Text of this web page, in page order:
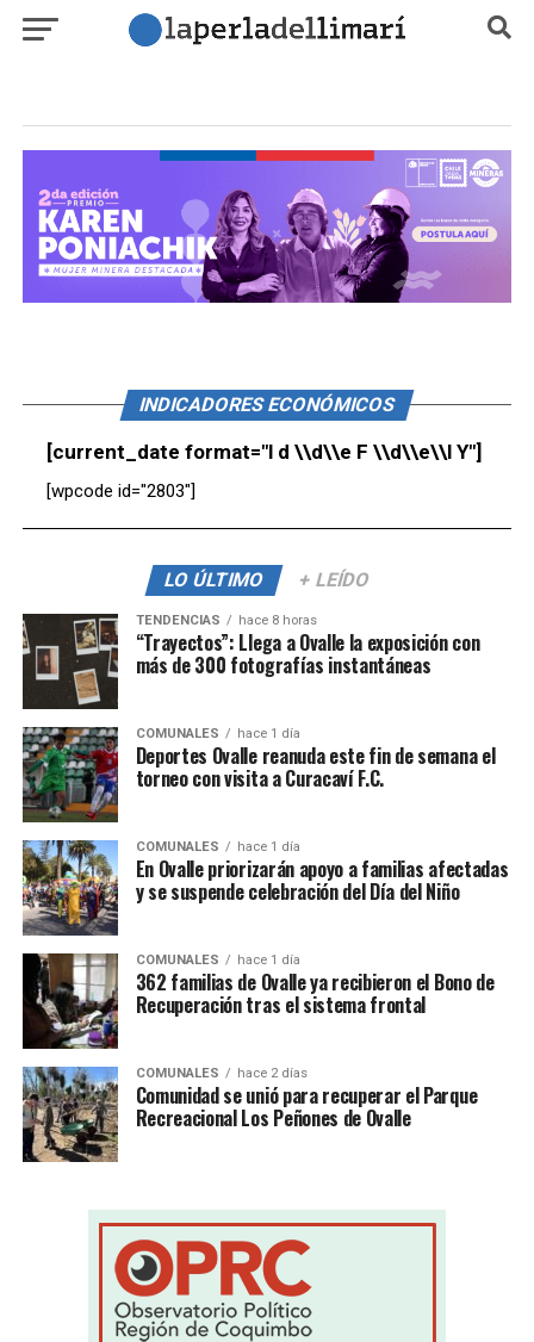
INDICADORES ECONÓMICOS
[current_date format="l d \\d\\e F \\d\\e\\l Y"]
[wpcode id="2803"]
LO ÚLTIMO + LEÍDO
TENDENCIAS hace 8 horas
“Trayectos”: Llega a Ovalle la exposición con
más de 300 fotografías instantáneas
COMUNALES hace 1 día
Deportes Ovalle reanuda este fin de semana el
torneo con visita a Curacaví F.C.
COMUNALES hace 1 día
En Ovalle priorizarán apoyo a familias afectadas
y se suspende celebración del Día del Niño
COMUNALES hace 1 día
362 familias de Ovalle ya recibieron el Bono de
Recuperación tras el sistema frontal
COMUNALES hace 2 días
Comunidad se unió para recuperar el Parque
Recreacional Los Peñones de Ovalle